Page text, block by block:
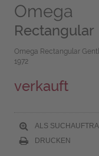
Omega
Rectangular
Omega Rectangular
1972
verkauft
ALS
DRUCKEN